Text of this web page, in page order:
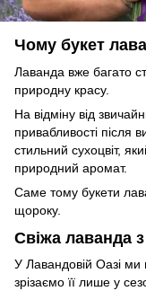
Чому букет
Лаванда вже багато
природну красу.
На відміну від
привабливості після
стильний сухоцвіт,
природний аромат.
Саме тому букети
щороку.
Свіжа лаванда
У Лавандовій Оазі
зрізаємо її лише у